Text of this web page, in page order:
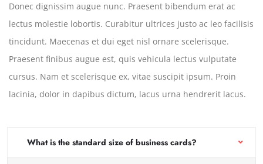
Donec dignissim augue nunc. Praesent bibendum erat ac
lectus molestie lobortis. Curabitur ultrices justo ac leo facilisis
tincidunt. Maecenas et dui eget nisl ornare scelerisque.
Praesent finibus augue est, quis vehicula lectus vulputate
cursus. Nam et scelerisque ex, vitae suscipit ipsum. Proin
lacinia, dolor in dapibus dictum, lacus urna hendrerit lacus.
What is the standard size of business cards?